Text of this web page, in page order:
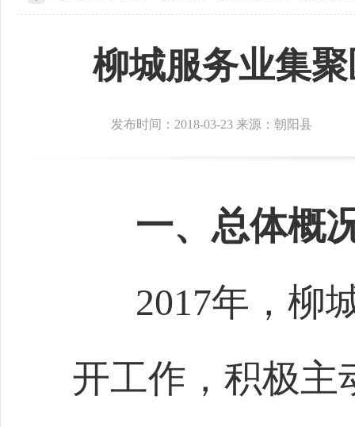
柳城服务业集
发布时间：2018-03-23 来源：朝阳县
一、总体概
2017年，柳
开工作，积极主